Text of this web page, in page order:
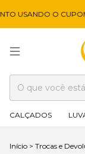
USANDO O
CALÇADOS
Início > Trocas e